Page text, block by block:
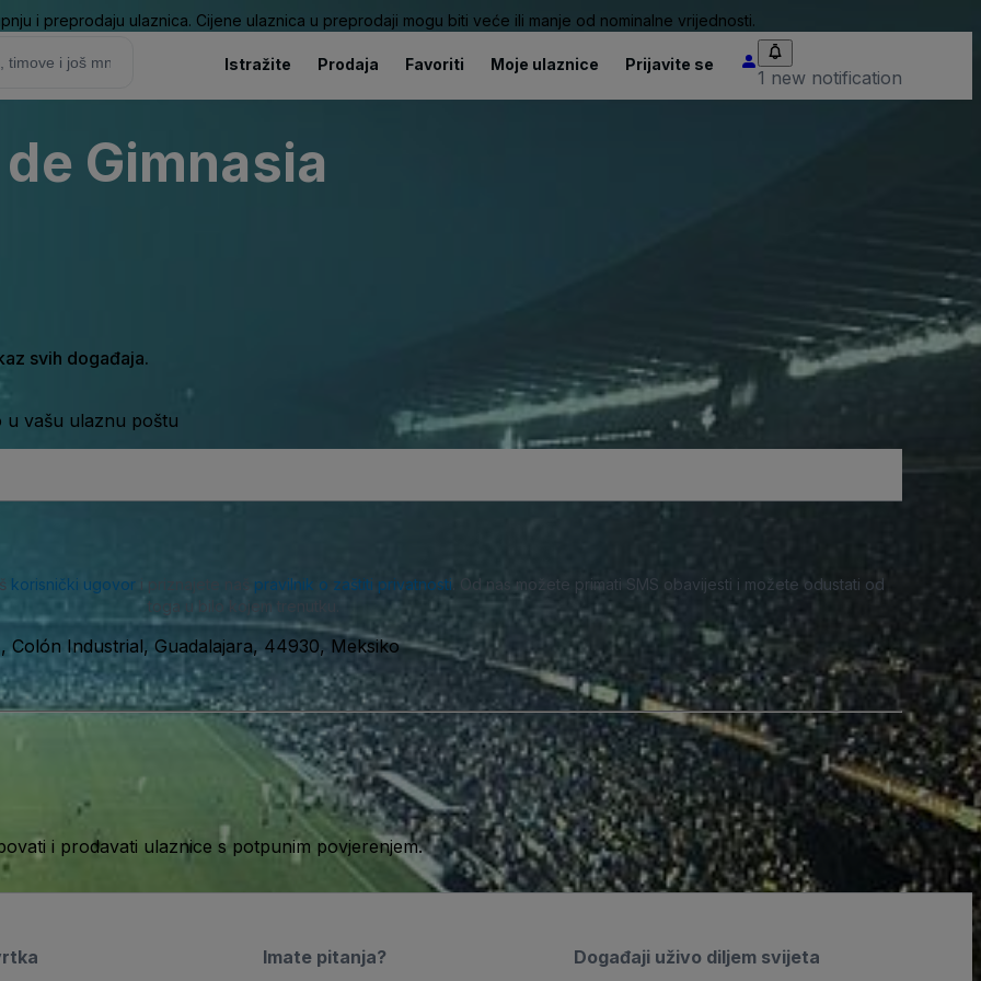
i preprodaju ulaznica. Cijene ulaznica u preprodaji mogu biti veće ili manje od nominalne vrijednosti.
Istražite Prodaja Favoriti Moje ulaznice Prijavite se
1 new notification
Gimnasia
svih događaja.
u vašu ulaznu poštu
korisnički ugovor pravilnik o zaštiti privatnosti . Od nas možete primati SMS obavijesti i možete odustati od
toga u bilo kojem trenutku.
Colón Industrial, Guadalajara, 44930, Meksiko
i prodavati ulaznice s potpunim povjerenjem.
Događaji uživo diljem svijeta
Imate pitanja?